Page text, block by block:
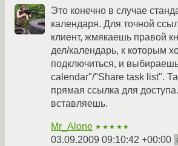
Это конечно в случае
календаря. Для точной
клиент, жмякаешь правой
дел/календарь, к которым
подключиться, и
calendar"/"Share task list".
прямая ссылка для
вставляешь.
Mr_Alone ★★★★★
03.09.2009 09:10:42 +00:00